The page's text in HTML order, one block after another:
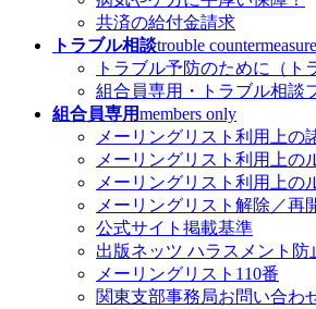
共済の給付金請求
トラブル相談trouble
トラブル予防のために（ト
組合員専用・トラブル相談
組合員専用members only
メーリングリスト利用上の
メーリングリスト利用上の
メーリングリスト利用上の
メーリングリスト解除／再
公式サイト掲載基準
出版ネッツ ハラスメント防
メーリングリスト110番
関東支部事務局お問い合わ